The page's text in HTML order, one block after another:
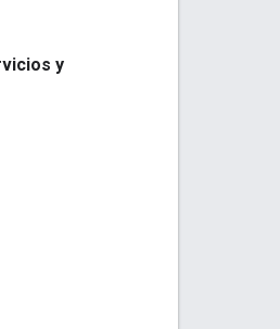
y